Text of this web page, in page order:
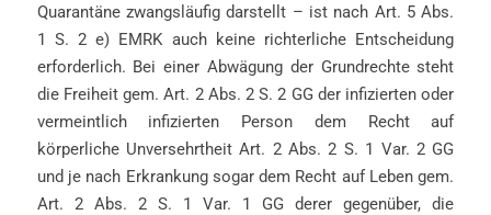
Quarantäne zwangsläufig darstellt – ist nach Art. 5 Abs.
1 S. 2 e) EMRK auch keine richterliche Entscheidung
erforderlich. Bei einer Abwägung der Grundrechte steht
die Freiheit gem. Art. 2 Abs. 2 S. 2 GG der infizierten oder
vermeintlich infizierten Person dem Recht auf
körperliche Unversehrtheit Art. 2 Abs. 2 S. 1 Var. 2 GG
und je nach Erkrankung sogar dem Recht auf Leben gem.
Art. 2 Abs. 2 S. 1 Var. 1 GG derer gegenüber, die